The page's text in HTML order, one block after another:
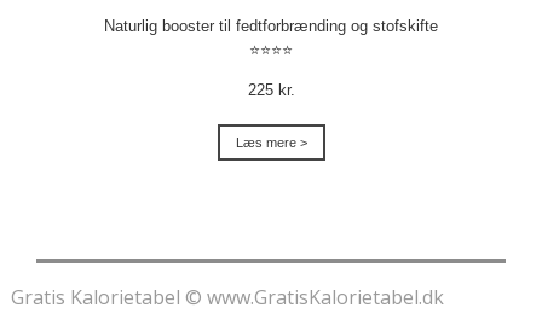
Naturlig booster til fedtforbrænding og stofskifte
⭐⭐⭐⭐
225 kr.
Læs mere >
Gratis Kalorietabel © www.GratisKalorietabel.dk